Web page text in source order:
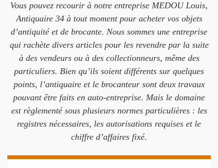
Vous pouvez recourir à notre entreprise MEDOU Louis,
Antiquaire 34 à tout moment pour acheter vos objets
d’antiquité et de brocante. Nous sommes une entreprise
qui rachète divers articles pour les revendre par la suite
à des vendeurs ou à des collectionneurs, même des
particuliers. Bien qu’ils soient différents sur quelques
points, l’antiquaire et le brocanteur sont deux travaux
pouvant être faits en auto-entreprise. Mais le domaine
est règlementé sous plusieurs normes particulières : les
registres nécessaires, les autorisations requises et le
chiffre d’affaires fixé.